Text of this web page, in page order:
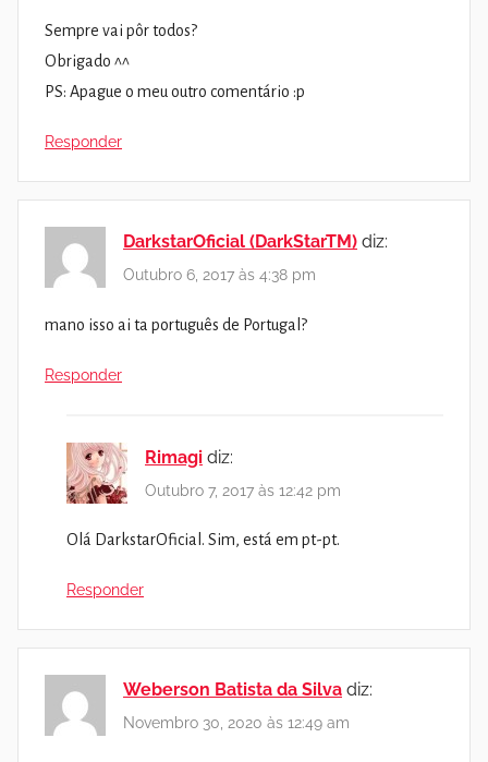
Sempre vai pôr todos?
Obrigado ^^
PS: Apague o meu outro comentário :p
Responder
DarkstarOficial (DarkStarTM) diz:
Outubro 6, 2017 às 4:38 pm
mano isso ai ta português de Portugal?
Responder
Rimagi diz:
Outubro 7, 2017 às 12:42 pm
Olá DarkstarOficial. Sim, está em pt-pt.
Responder
Weberson Batista da Silva diz:
Novembro 30, 2020 às 12:49 am